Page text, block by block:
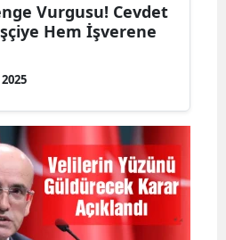
Vurgusu! Cevdet
Hem İşverene